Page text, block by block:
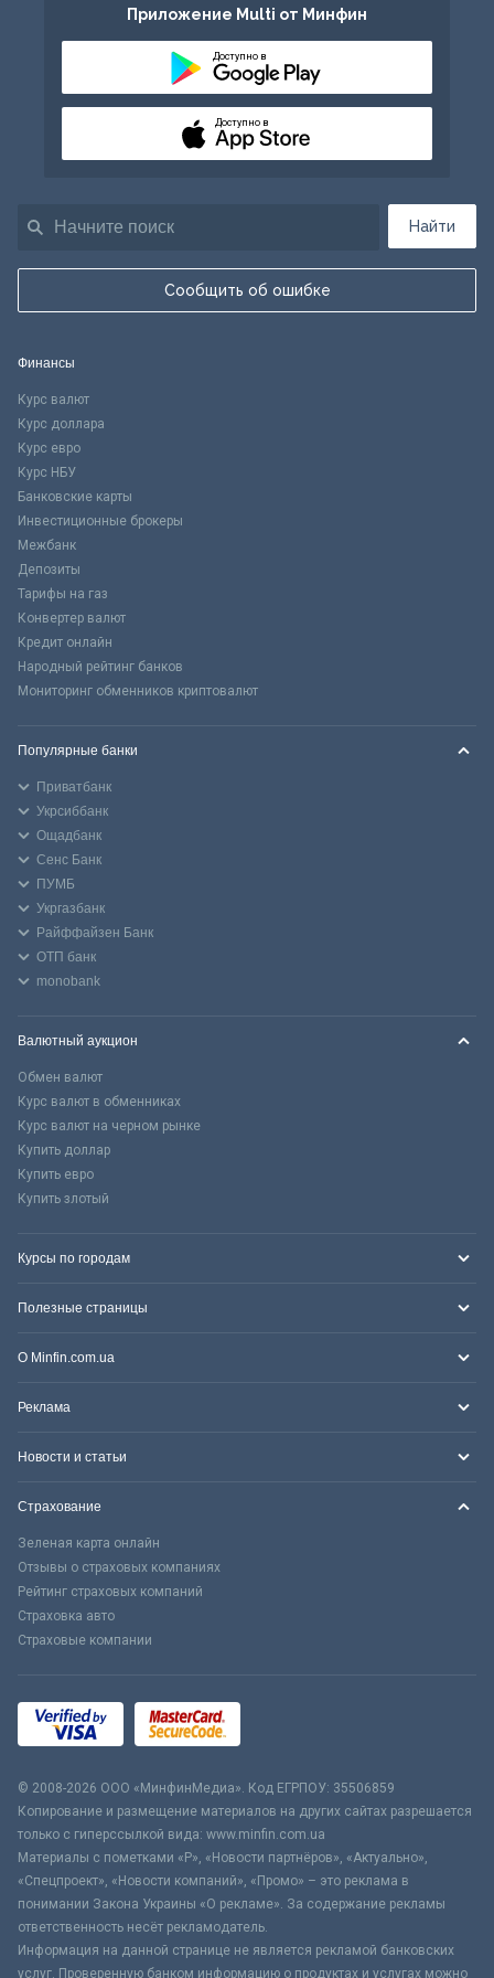
Найти
Сообщить об ошибке
Приложение Multi от Минфин
Доступно в
Доступно в
Финансы
Курс валют
Курс доллара
Курс евро
Курс НБУ
Банковские карты
Инвестиционные брокеры
Межбанк
Депозиты
Тарифы на газ
Конвертер валют
Кредит онлайн
Народный рейтинг банков
Мониторинг обменников криптовалют
Популярные банки
Приватбанк
Укрсиббанк
Ощадбанк
Сенс Банк
ПУМБ
Укргазбанк
Райффайзен Банк
ОТП банк
monobank
Валютный аукцион
Обмен валют
Курс валют в обменниках
Курс валют на черном рынке
Купить доллар
Купить евро
Купить злотый
Курсы по городам
Полезные страницы
О Minfin.com.ua
Реклама
Новости и статьи
Страхование
Зеленая карта онлайн
Отзывы о страховых компаниях
Рейтинг страховых компаний
Страховка авто
Страховые компании
© 2008-2026 ООО «МинфинМедиа». Код ЕГРПОУ: 35506859
Копирование и размещение материалов на других сайтах разрешается
только с гиперссылкой вида: www.minfin.com.ua
Материалы с пометками «Р», «Новости партнёров», «Актуально»,
«Спецпроект», «Новости компаний», «Промо» – это реклама в
понимании Закона Украины «О рекламе». За содержание рекламы
ответственность несёт рекламодатель.
Информация на данной странице не является рекламой банковских
услуг. Проверенную банком информацию о продуктах и услугах можно